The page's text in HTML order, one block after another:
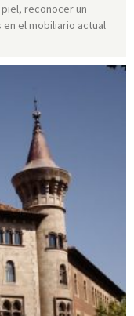
reconocer un
el mobiliario actual